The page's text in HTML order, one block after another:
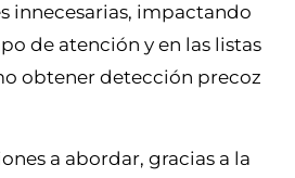
innecesarias, impactando
de atención y en las listas
obtener detección precoz
a abordar, gracias a la